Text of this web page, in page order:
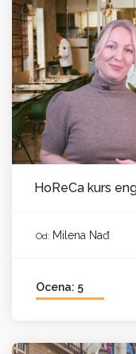
HoReCa kurs
Od: Milena Nađ
Ocena: 5